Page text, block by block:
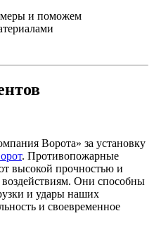
и поможем
Ворота» за установку
. Противопожарные
высокой прочностью и
Они способны
и удары наших
и своевременное